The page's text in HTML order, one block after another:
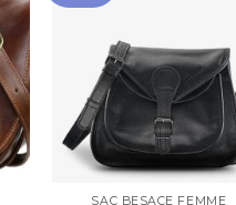
SAC BESACE FEMME